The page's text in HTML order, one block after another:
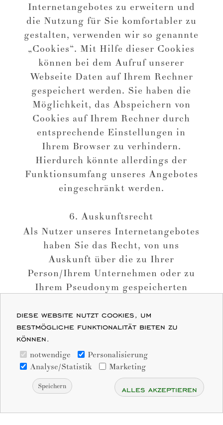
diese website nutzt cookies, um
bestmögliche funktionalität bieten zu
können.
notwendige
Personalisierung
Analyse/Statistik
Marketing
Speichern alles akzeptieren
Internetangebotes zu erweitern und
die Nutzung für Sie komfortabler zu
gestalten, verwenden wir so genannte
„Cookies“. Mit Hilfe dieser Cookies
können bei dem Aufruf unserer
Webseite Daten auf Ihrem Rechner
gespeichert werden. Sie haben die
Möglichkeit, das Abspeichern von
Cookies auf Ihrem Rechner durch
entsprechende Einstellungen in
Ihrem Browser zu verhindern.
Hierdurch könnte allerdings der
Funktionsumfang unseres Angebotes
eingeschränkt werden.
6. Auskunftsrecht
Als Nutzer unseres Internetangebotes
haben Sie das Recht, von uns
Auskunft über die zu Ihrer
Person/Ihrem Unternehmen oder zu
Ihrem Pseudonym gespeicherten
Verlangen kann die Auskunft auch
elektronisch erteilt werden.